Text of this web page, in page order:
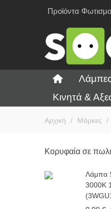
Προϊόντα
Κινητά &
Αρχική / Μάρκες /
Κορυφαία σε
Λάμπα
3000K